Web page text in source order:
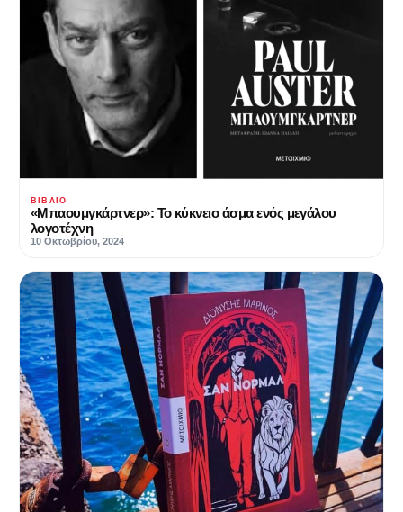
ΒΙΒΛΊΟ
«Μπαουμγκάρτνερ»: Το κύκνειο άσμα ενός μεγάλου
λογοτέχνη
10 Οκτωβρίου, 2024